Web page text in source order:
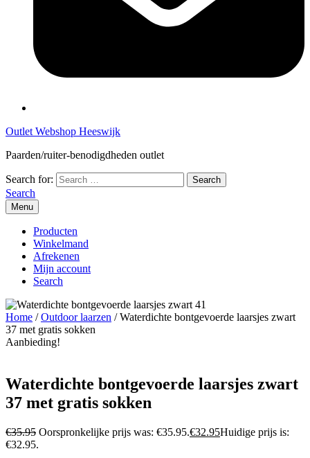
Outlet Webshop Heeswijk
Paarden/ruiter-benodigdheden outlet
Search for:
Search
Menu
Producten
Winkelmand
Afrekenen
Mijn account
Search
Home /Outdoor laarzen / Waterdichte bontgevoerde laarsjes zwart
37 met gratis sokken
Aanbieding!
Waterdichte bontgevoerde laarsjes zwart
37 met gratis sokken
€35.95 Oorspronkelijke prijs was: €35.95.€32.95Huidige prijs is:
€32.95.